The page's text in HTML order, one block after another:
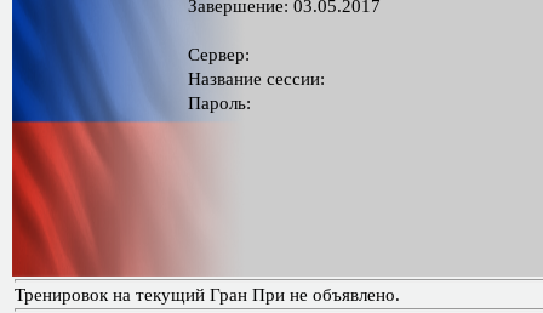
Завершение: 03.05.2017
Сервер:
Название сессии:
Пароль:
Тренировок на текущий Гран При не объявлено.